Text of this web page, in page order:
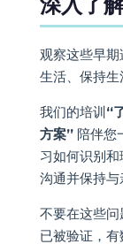
观察这些早
生活、保持生
我们的培训“
方案”陪伴您
习如何识别和
沟通并保持与
不要在这些
已被验证，